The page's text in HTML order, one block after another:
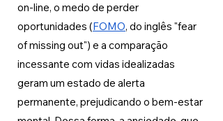
on-line, o medo de perder
oportunidades (FOMO, do inglês "fear
of missing out") e a comparação
incessante com vidas idealizadas
geram um estado de alerta
permanente, prejudicando o bem-estar